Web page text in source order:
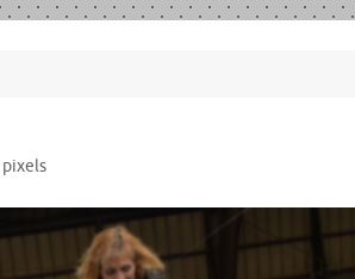
pixels